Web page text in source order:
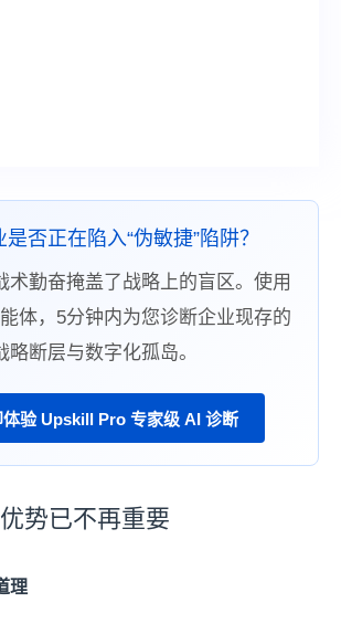
否正在陷入“伪敏捷”陷阱？
术勤奋掩盖了战略上的盲区。使用
体，5分钟内为您诊断企业现存的
略断层与数字化孤岛。
体验 Upskill Pro 专家级 AI 诊断
势已不再重要
理